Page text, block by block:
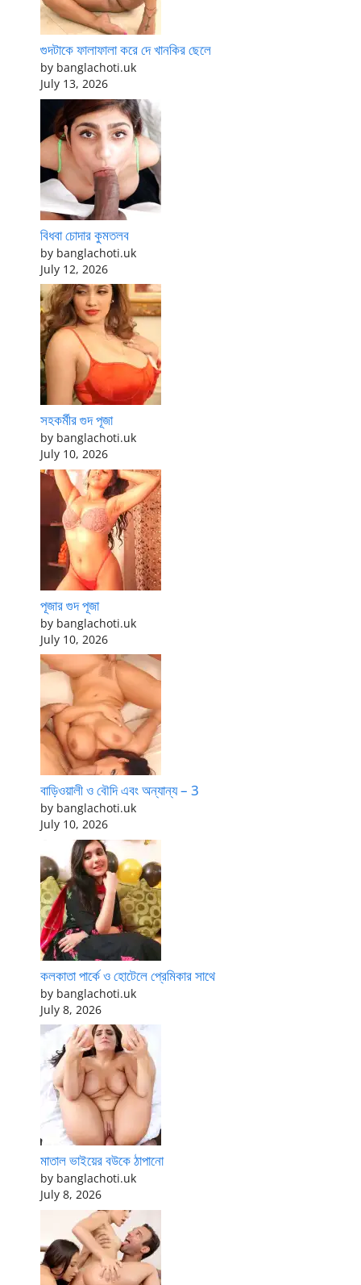
গুদটাকে ফালাফালা করে দে খানকির ছেলে
by banglachoti.uk
July 13, 2026
বিধবা চোদার কুমতলব
by banglachoti.uk
July 12, 2026
সহকর্মীর গুদ পূজা
by banglachoti.uk
July 10, 2026
পূজার গুদ পূজা
by banglachoti.uk
July 10, 2026
বাড়িওয়ালী ও বৌদি এবং অন্যান্য – 3
by banglachoti.uk
July 10, 2026
কলকাতা পার্কে ও হোটেলে প্রেমিকার সাথে
by banglachoti.uk
July 8, 2026
মাতাল ভাইয়ের বউকে ঠাপানো
by banglachoti.uk
July 8, 2026